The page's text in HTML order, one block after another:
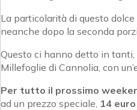
La particolarità di questo
neanche dopo la seconda
Questo ci hanno detto in
Millefoglie di Cannolia, con
Per tutto il prossimo
ad un prezzo speciale, 14 euro